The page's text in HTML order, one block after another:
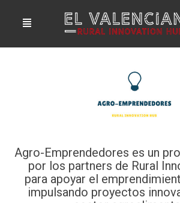
Menú
Agro-Emprendedores es un
por los partners de Rural
para apoyar el
impulsando proyectos